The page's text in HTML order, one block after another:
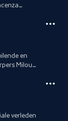
en
Milou
verleden